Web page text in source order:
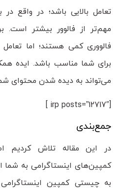
تعامل بالایی باشد؛ در واقع در
مهم‌تر از فالوور بیشتر است.
فالووری کمی هستند؛ اما تعامل
برای شما مناسب باشد. ایده
می‌تواند به دیده شدن محتوای
[irp posts=”12717″ ]
جمع‌بندی
در این مقاله تلاش کردیم
کمپین‌های اینستاگرامی به شما
به چیستی کمپین